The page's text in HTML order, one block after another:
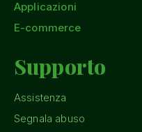
Applicazioni
E-commerce
Supporto
Assistenza
Segnala abuso